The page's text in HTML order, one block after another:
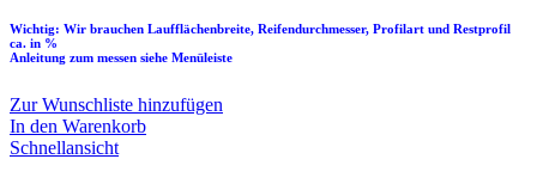
Wichtig: Wir brauchen Laufflächenbreite, Reifendurchmesser, Profilart und Restprofil
ca. in %
Anleitung zum messen siehe Menüleiste
Zur Wunschliste hinzufügen
In den Warenkorb
Schnellansicht